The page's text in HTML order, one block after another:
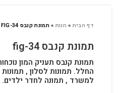
דף הבית» חנות»תמונת קנבס FIG-34
תמונת קנבס fig-34
תמונת קנבס תעניק המון
החלל. תמונות לסלון ,
למשרד , תמונה לחדר ילדים.